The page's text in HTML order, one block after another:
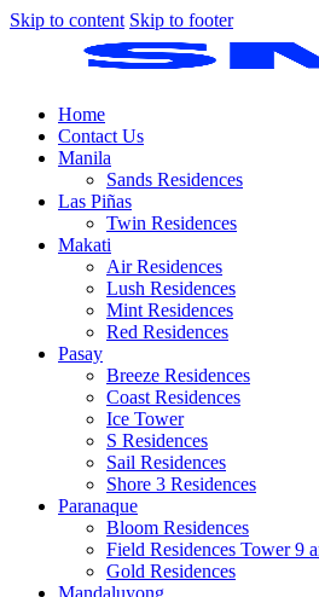
Skip to content Skip to footer
Home
Contact Us
Manila
Sands Residences
Las Piñas
Twin Residences
Makati
Air Residences
Lush Residences
Mint Residences
Red Residences
Pasay
Breeze Residences
Coast Residences
Ice Tower
S Residences
Sail Residences
Shore 3 Residences
Paranaque
Bloom Residences
Field Residences Tower 9
Gold Residences
Mandaluyong